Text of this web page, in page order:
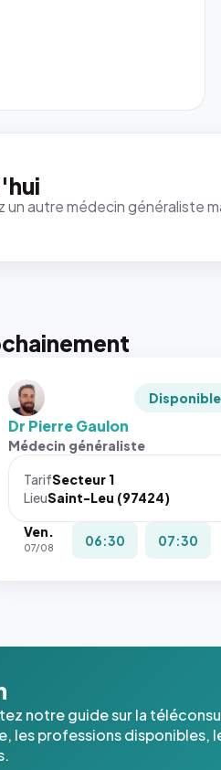
autre médecin généraliste
Dr Pierre Gaulon
Médecin généraliste
TarifSecteur 1
LieuSaint-Leu (97424)
Ven.
07/08 06:30 07:30
notre guide sur la
les professions disponibles,